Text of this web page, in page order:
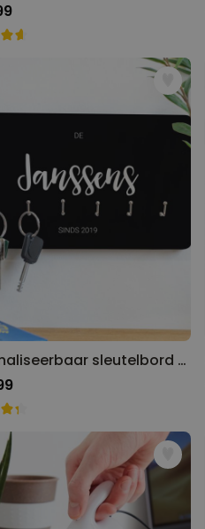
Personaliseerbaar sleutelbord met naam